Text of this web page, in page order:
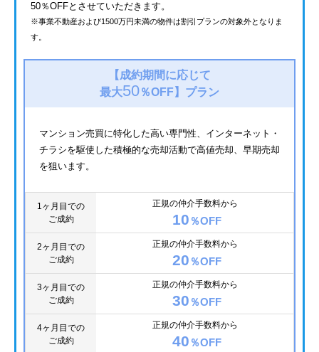
京成金町線
50％OFFとさせていただきます。
※事業不動産および1500万円未満の物件は割引プランの対象外となりま
す。
【成約期間に応じて
最大50％OFF】 プラン
マンション売買に特化した高い専門性、インターネット・
チラシを駆使した積極的な売却活動で高値売却、早期売却
を狙います。
1ヶ月目での
ご成約
正規の仲介手数料から
10 ％OFF
2ヶ月目での
ご成約
正規の仲介手数料から
20 ％OFF
3ヶ月目での
ご成約
正規の仲介手数料から
30 ％OFF
4ヶ月目での
ご成約
正規の仲介手数料から
40 ％OFF